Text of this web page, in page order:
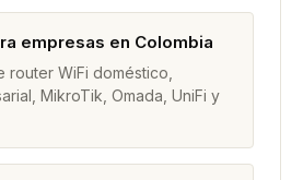
empresas en Colombia
router WiFi doméstico,
MikroTik, Omada, UniFi y